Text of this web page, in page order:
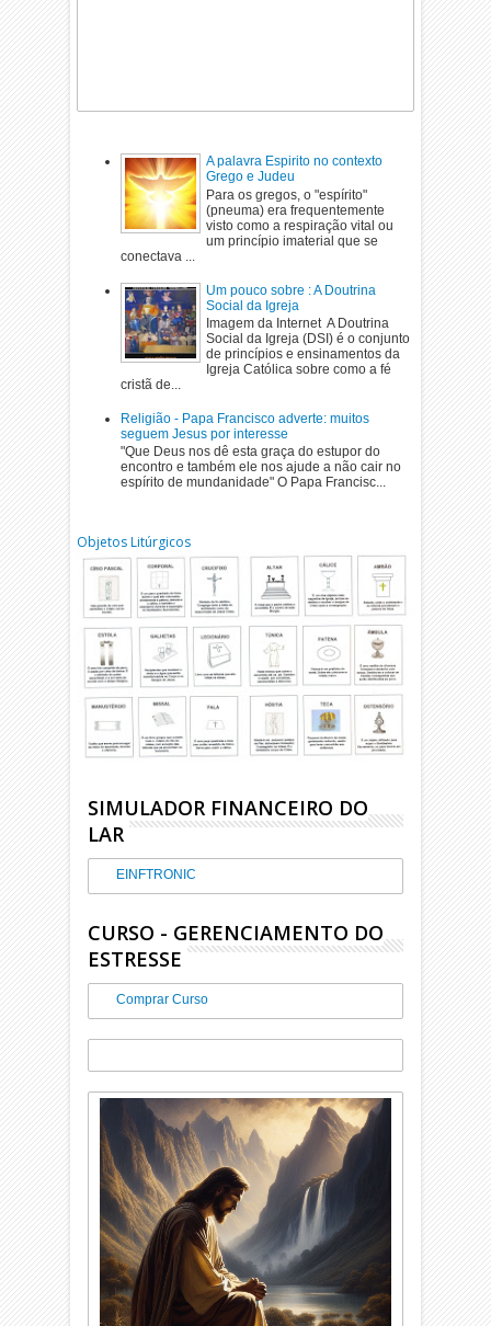
A palavra Espirito no contexto
Grego e Judeu
Para os gregos, o "espírito"
(pneuma) era frequentemente
visto como a respiração vital ou
um princípio imaterial que se
conectava ...
Um pouco sobre : A Doutrina
Social da Igreja
Imagem da Internet A Doutrina
Social da Igreja (DSI) é o conjunto
de princípios e ensinamentos da
Igreja Católica sobre como a fé
cristã de...
Religião - Papa Francisco adverte: muitos
seguem Jesus por interesse
"Que Deus nos dê esta graça do estupor do
encontro e também ele nos ajude a não cair no
espírito de mundanidade" O Papa Francisc...
Objetos Litúrgicos
SIMULADOR FINANCEIRO DO
LAR
EINFTRONIC
CURSO - GERENCIAMENTO DO
ESTRESSE
Comprar Curso